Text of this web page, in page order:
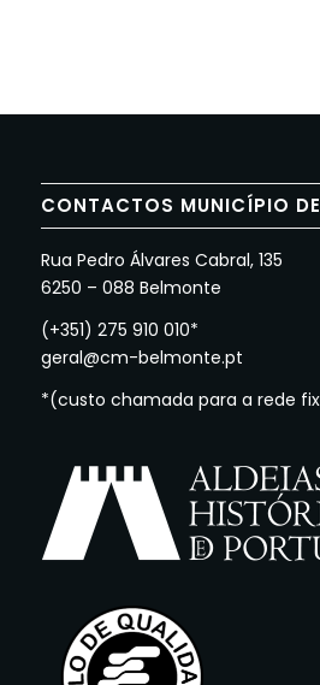
CONTACTOS MUNICÍPIO
Rua Pedro Álvares Cabral, 135
6250 – 088 Belmonte
(+351) 275 910 010*
geral@cm-belmonte.pt
*(custo chamada para a rede